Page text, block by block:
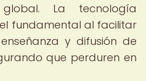
La tecnología
fundamental al facilitar
y difusión de
que perduren en